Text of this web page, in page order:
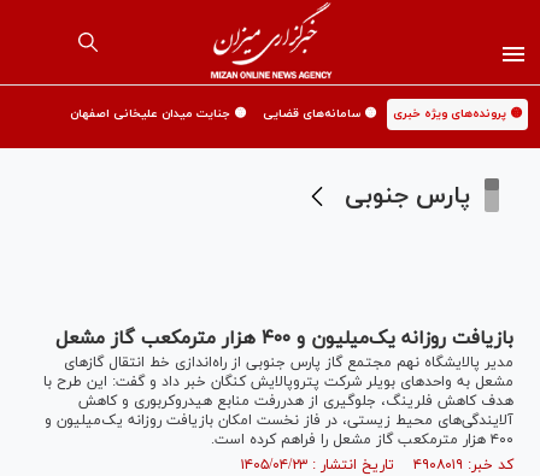
🟡 پرونده‌های ویژه خبری 🟡 سامانه‌های قضایی 🟡 جنایت میدان علیخانی اصفهان
پارس جنوبی
بازیافت روزانه یک‌میلیون و ۴۰۰ هزار مترمکعب گاز مشعل
مدیر پالایشگاه نهم مجتمع گاز پارس جنوبی از راه‌اندازی خط انتقال گاز‌های
مشعل به واحد‌های بویلر شرکت پتروپالایش کنگان خبر داد و گفت: این طرح با
هدف کاهش فلرینگ، جلوگیری از هدررفت منابع هیدروکربوری و کاهش
آلایندگی‌های محیط زیستی، در فاز نخست امکان بازیافت روزانه یک‌میلیون و
۴۰۰ هزار مترمکعب گاز مشعل را فراهم کرده است.
کد خبر: ۴۹۰۸۰۱۹ تاریخ انتشار : ۱۴۰۵/۰۴/۲۳